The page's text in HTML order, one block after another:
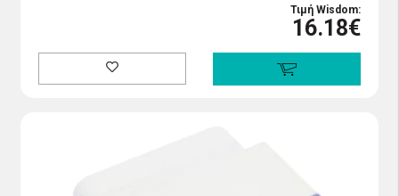
Τιμή Wisdom:
16.18€